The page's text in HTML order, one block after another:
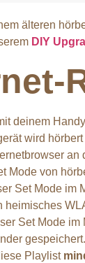
älteren
DIY
deinem
wird
Mode von
Set Mode im
heimisches
Set Mode im
gespeichert.
Playlist